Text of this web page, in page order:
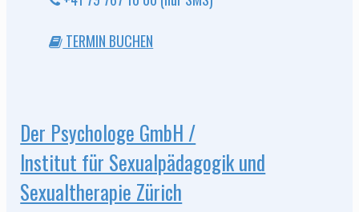
TERMIN BUCHEN
Der Psychologe GmbH /
Institut für Sexualpädagogik und
Sexualtherapie Zürich